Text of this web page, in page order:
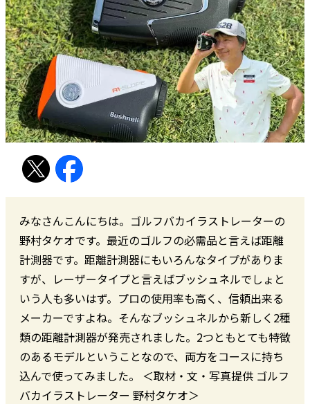
みなさんこんにちは。ゴルフバカイラストレーターの
野村タケオです。最近のゴルフの必需品と言えば距離
計測器です。距離計測器にもいろんなタイプがありま
すが、レーザータイプと言えばブッシュネルでしょと
いう人も多いはず。プロの使用率も高く、信頼出来る
メーカーですよね。そんなブッシュネルから新しく2種
類の距離計測器が発売されました。2つともとても特徴
のあるモデルということなので、両方をコースに持ち
込んで使ってみました。 ＜取材・文・写真提供 ゴルフ
バカイラストレーター 野村タケオ＞